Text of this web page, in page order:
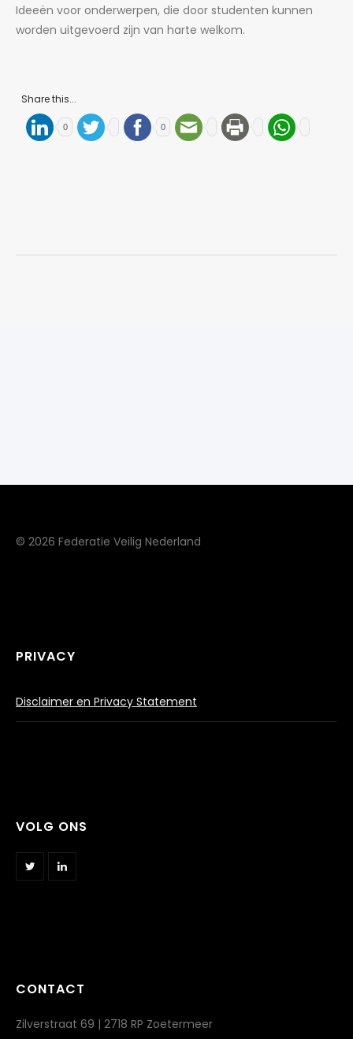
Ideeën voor onderwerpen, die door studenten kunnen
worden uitgevoerd zijn van harte welkom.
Share this...
0 0
© 2026 Federatie Veilig Nederland
PRIVACY
Disclaimer en Privacy Statement
VOLG ONS
CONTACT
Zilverstraat 69 | 2718 RP Zoetermeer